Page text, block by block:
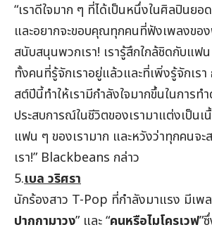
“เราดีใจมาก ๆ ที่ได้เป็นหนึ่งในศิลปินย
และอยากจะขอบคุณทุกคนที่ฟังเพลงของ
สนับสนุนพวกเรา! เรารู้สึกใกล้ชิดกับแฟ
ทั้งคนที่รู้จักเราอยู่แล้วและที่เพิ่งรู้จักเร
สต์ปีนี้ทำให้เรามีกำลังใจมากขึ้นในการท
ประสบการณ์ในชีวิตของเรามาแต่งเป็นเ
แฟน ๆ ของเรามาก และหวังว่าทุกคนจะ
เรา!” Blackbeans กล่าว
5.เบล วริศรา
นักร้องสาว T-Pop ที่กำลังมาแรง มีเพ
ปากกามาวง” และ “คนหรือไมโครเวฟ”